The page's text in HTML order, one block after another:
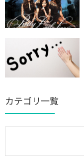
カテゴリ一覧